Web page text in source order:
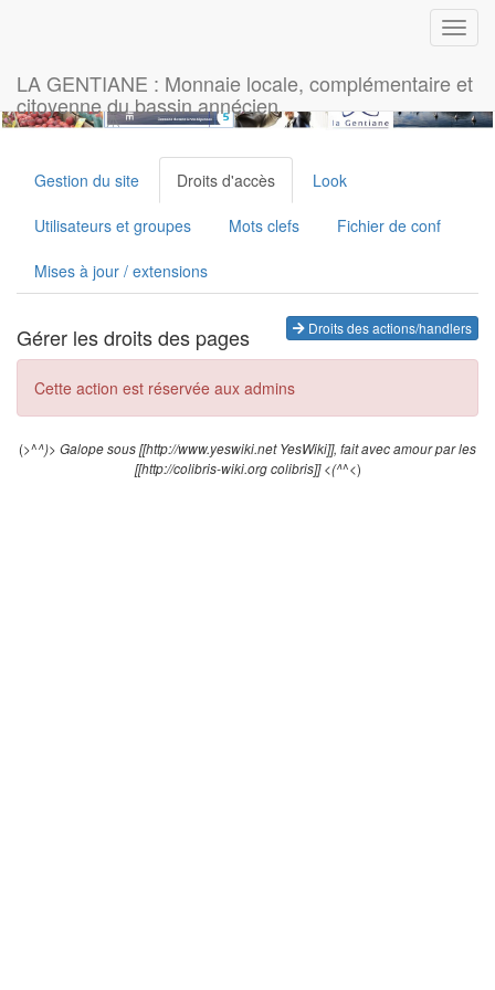
LA GENTIANE : Monnaie locale, complémentaire et
citoyenne du bassin annécien
Gestion du site Droits d'accès Look
Utilisateurs et groupes Mots clefs Fichier de conf
Mises à jour / extensions
Droits des actions/handlers
Gérer les droits des pages
Cette action est réservée aux admins
(>^^)> Galope sous [[http://www.yeswiki.net YesWiki]], fait avec amour par les
[[http://colibris-wiki.org colibris]] <(^^<)